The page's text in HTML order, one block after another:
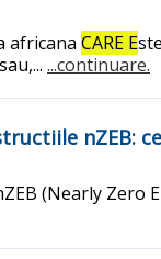
africana CARE E
...continuare.
nZEB:
(Nearly Zero